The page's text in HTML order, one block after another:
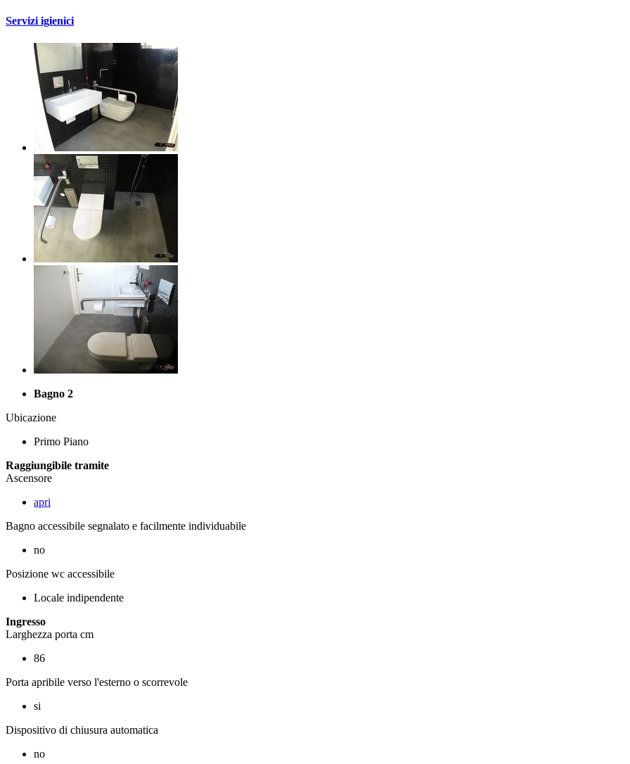
Servizi igienici
Bagno 2
Ubicazione
Primo Piano
Raggiungibile tramite
Ascensore
apri
Bagno accessibile segnalato e facilmente individuabile
no
Posizione wc accessibile
Locale indipendente
Ingresso
Larghezza porta cm
86
Porta apribile verso l'esterno o scorrevole
si
Dispositivo di chiusura automatica
no